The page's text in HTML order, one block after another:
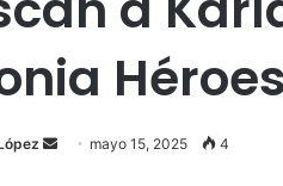
Send mayo 15, 2025 4